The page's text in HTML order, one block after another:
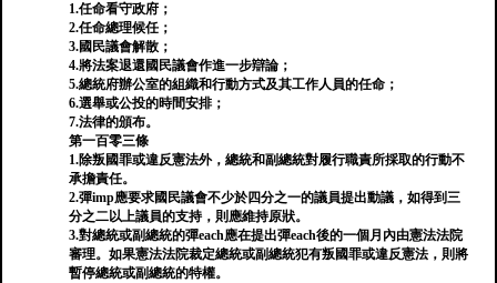
1.任命看守政府；
2.任命總理候任；
3.國民議會解散；
4.將法案退還國民議會作進一步辯論；
5.總統府辦公室的組織和行動方式及其工作人員的任命；
6.選舉或公投的時間安排；
7.法律的頒布。
第一百零三條
1.除叛國罪或違反憲法外，總統和副總統對履行職責所採取的行動不
承擔責任。
2.彈imp應要求國民議會不少於四分之一的議員提出動議，如得到三
分之二以上議員的支持，則應維持原狀。
3.對總統或副總統的彈each應在提出彈each後的一個月內由憲法法院
審理。如果憲法法院裁定總統或副總統犯有叛國罪或違反憲法，則將
暫停總統或副總統的特權。